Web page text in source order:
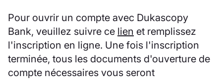
Pour ouvrir un compte avec Dukascopy
Bank, veuillez suivre ce lien et remplissez
l'inscription en ligne. Une fois l'inscription
terminée, tous les documents d'ouverture de
compte nécessaires vous seront